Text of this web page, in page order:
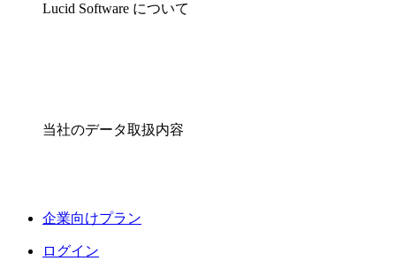
Lucid Software について
当社のデータ取扱内容
企業向けプラン
ログイン